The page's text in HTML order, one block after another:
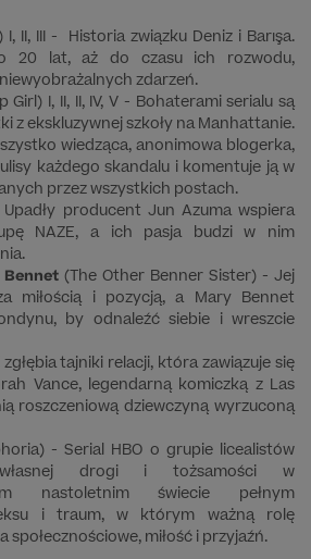
I, II, III - Historia związku Deniz i Barışa.
20 lat, aż do czasu ich rozwodu,
zdarzeń.
Girl) I, II, II, IV, V - Bohaterami serialu są
z ekskluzywnej szkoły na Manhattanie.
wiedząca, anonimowa blogerka,
każdego skandalu i komentuje ją w
przez wszystkich postach.
producent Jun Azuma wspiera
NAZE, a ich pasja budzi w nim
(The Other Benner Sister) - Jej
miłością i pozycją, a Mary Bennet
by odnaleźć siebie i wreszcie
tajniki relacji, która zawiązuje się
Vance, legendarną komiczką z Las
roszczeniową dziewczyną wyrzuconą
- Serial HBO o grupie licealistów
własnej drogi i tożsamości w
nastoletnim świecie pełnym
i traum, w którym ważną rolę
społecznościowe, miłość i przyjaźń.